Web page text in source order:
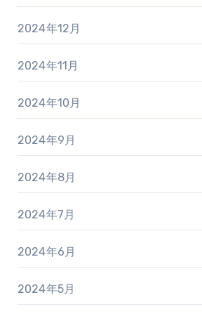
2024年12月
2024年11月
2024年10月
2024年9月
2024年8月
2024年7月
2024年6月
2024年5月